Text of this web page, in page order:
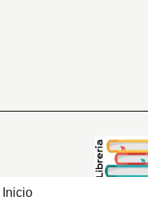
Inicio